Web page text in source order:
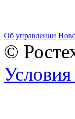
Об управлении
©
Условия